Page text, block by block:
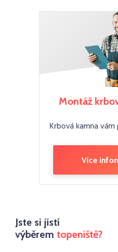
Montáž
Krbová kamna
Více
Jste si jistí
výběrem topeniště?